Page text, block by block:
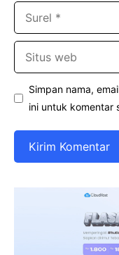
Simpan nama,
ini untuk komentar